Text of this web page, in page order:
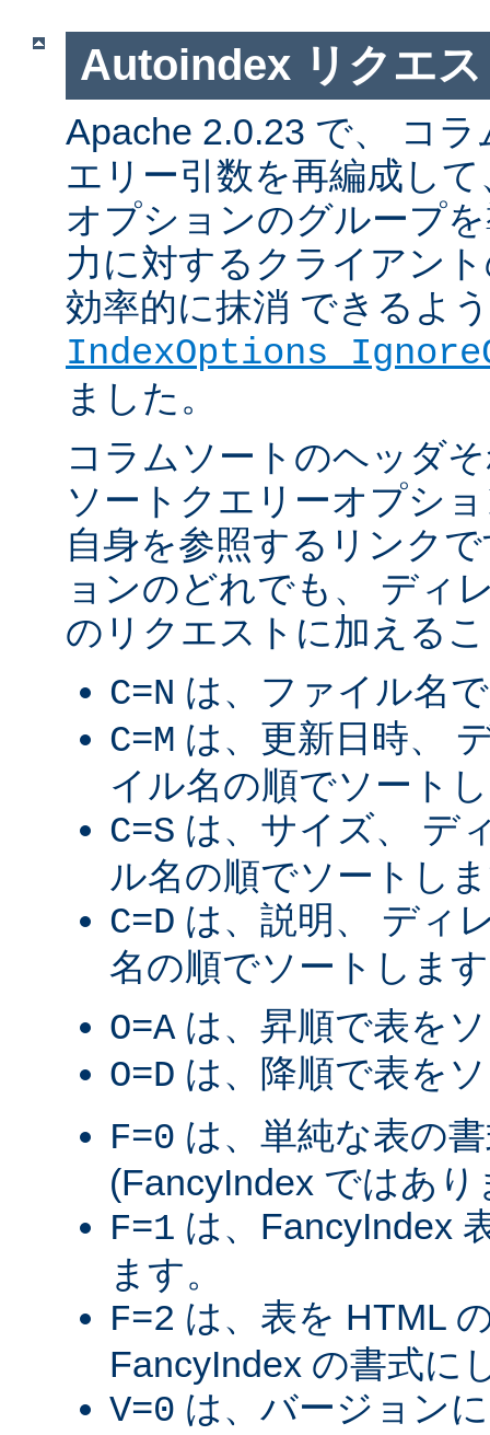
Autoindex リクエ
Apache 2.0.23 で、 コ
エリー引数を再編成し
オプションのグループ
力に対するクライアン
効率的に抹消 できるよ
IndexOptions
ました。
コラムソートのヘッダ
ソートクエリーオプシ
自身を参照するリンク
ョンのどれでも、 ディ
のリクエストに加える
C=N は、ファイル名
C=M は、更新日時、
イル名の順でソート
C=S は、サイズ、 デ
ル名の順でソートし
C=D は、説明、 ディ
名の順でソートしま
O=A は、昇順で表を
O=D は、降順で表を
F=0 は、単純な表の
(FancyIndex ではあり
F=1 は、FancyIndex
ます。
F=2 は、表を HTML
FancyIndex の書式に
V=0 は、バージョン